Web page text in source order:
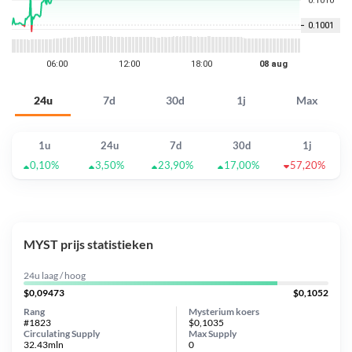
24u 7d 30d 1j Max
1u 24u 7d 30d
1j
0,10%
3,50% 23,90% 17,00% 57,20%
MYST prijs statistieken
24u laag / hoog
$0,09473
$0,1052
Mysterium koers
$0,1035
Circulating Supply
32.43mln
Max Supply
0
Rang
#1823